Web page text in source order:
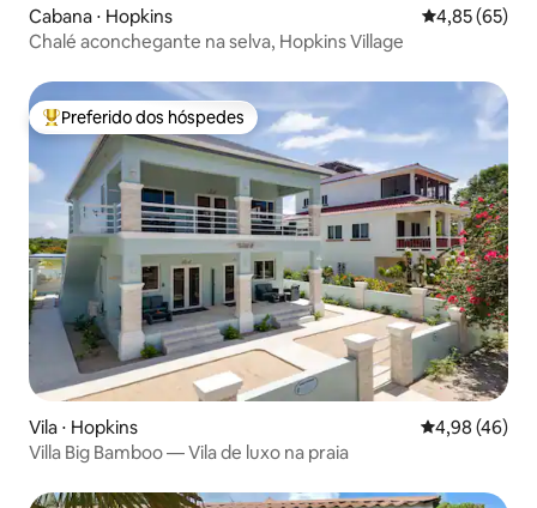
Cabana ⋅ Hopkins 4,85 de uma
4,85 (65)
Chalé aconchegante na selva, Hopkins Village
Entre os melhores preferidos dos hóspedes
Preferido dos hóspedes
Vila ⋅ Hopkins 4,98 de uma
4,98 (46)
Villa Big Bamboo — Vila de luxo na praia